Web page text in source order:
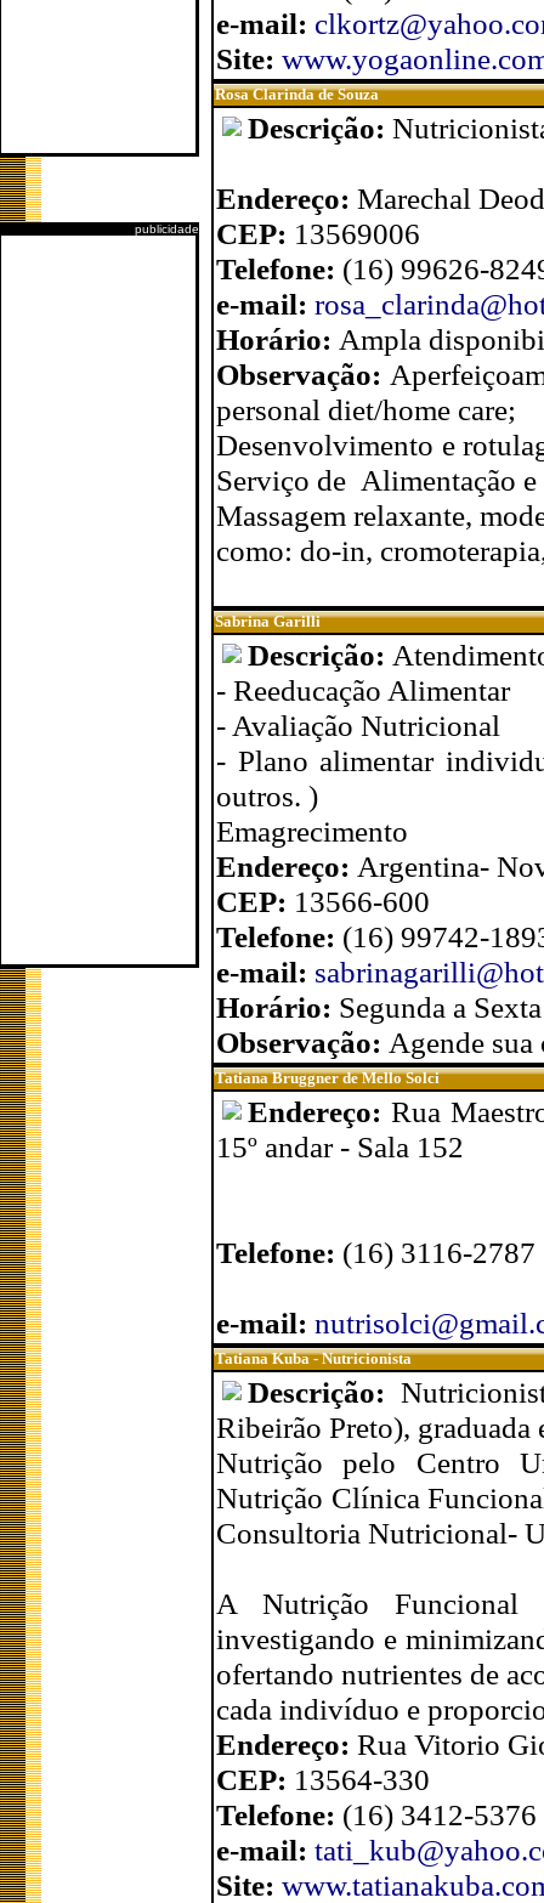
publicidade
e-mail:
Site:
Rosa Clarinda de Souza
Descrição:
Endereço: Marechal
CEP: 13569006
Telefone: (16) 99626-
e-mail:
Horário: Ampla
Observação:
personal diet/home care;
Desenvolvimento e
Serviço de Alimentação
Massagem relaxante,
como: do-in,
Sabrina Garilli
Descrição:
- Reeducação Alimentar
- Avaliação Nutricional
- Plano alimentar
outros. )
Emagrecimento
Endereço: Argentina-
CEP: 13566-600
Telefone: (16) 99742-
e-mail:
Horário: Segunda a
Observação: Agende
Tatiana Bruggner de Mello Solci
Endereço: Rua
15º andar - Sala 152
Telefone: (16) 3116-2787
e-mail:
Tatiana Kuba - Nutricionista
Descrição:
Ribeirão Preto), graduada
Nutrição pelo Centro
Nutrição Clínica
Consultoria Nutricional-
A Nutrição Funcional
investigando e
ofertando nutrientes de
cada indivíduo e
Endereço: Rua Vitorio
CEP: 13564-330
Telefone: (16) 3412-
e-mail:
Site: